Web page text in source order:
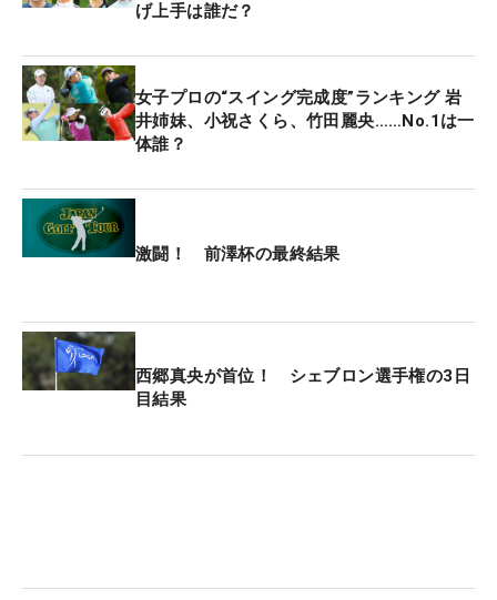
げ上手は誰だ？
女子プロの“スイング完成度”ランキング 岩
井姉妹、小祝さくら、竹田麗央……No.1は一
体誰？
激闘！ 前澤杯の最終結果
西郷真央が首位！ シェブロン選手権の3日
目結果